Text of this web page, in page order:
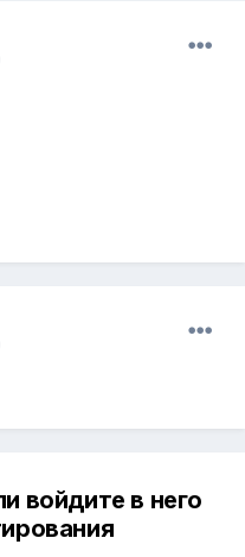
войдите в него